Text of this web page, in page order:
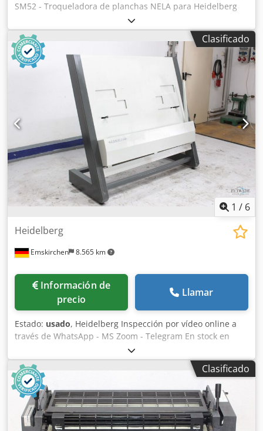
SM52 - Troqueladora de planchas NELA para Heidelberg
SM52 Dksdpoy Apxbefx Af Her Troqueladora de planchas /
Plate Punch NELA SM 52 Año de fabricación: 2003 - Nº de
serie: 5302/40 Troqueladora de planchas para Heidelberg
SM52 Troqueladora de planchas para Heidelberg SM52
Inspección por vídeo online vía WhatsApp - MS Zoom -
Telegram En stock en Emskirchen/Núremberg - Disponible
de inmediato - Se puede probar
Clasificado
1 / 6
Emskirchen 8.565 km
Heidelberg
Información de
precio
Llamar
Estado: usado, Heidelberg Inspección por vídeo online a
través de WhatsApp - MS Zoom - Telegram En stock en
Emskirchen/Núremberg - Disponible de inmediato - Se
puede probar Dodpfxezbaa Ej Af Hskr
Clasificado